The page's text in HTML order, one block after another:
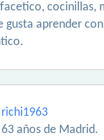
cocinillas,
gusta aprender
richi1963
63 años de Madrid.